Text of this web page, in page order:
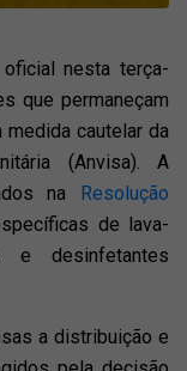
nesta terça-
que permaneçam
cautelar da
(Anvisa). A
na Resolução
de lava-
e desinfetantes
a distribuição e